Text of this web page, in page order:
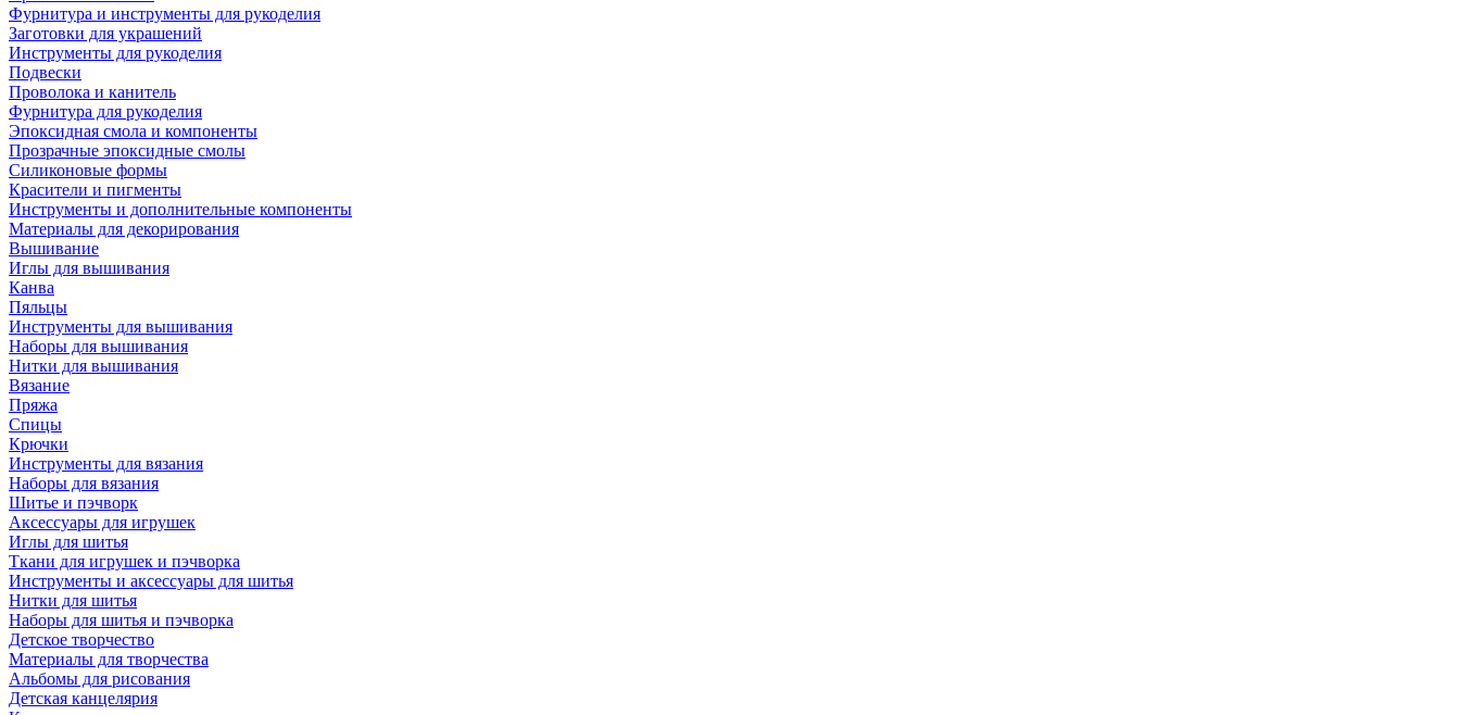
Фурнитура и инструменты для рукоделия
Заготовки для украшений
Инструменты для рукоделия
Подвески
Проволока и канитель
Фурнитура для рукоделия
Эпоксидная смола и компоненты
Прозрачные эпоксидные смолы
Силиконовые формы
Красители и пигменты
Инструменты и дополнительные компоненты
Материалы для декорирования
Вышивание
Иглы для вышивания
Канва
Пяльцы
Инструменты для вышивания
Наборы для вышивания
Нитки для вышивания
Вязание
Пряжа
Спицы
Крючки
Инструменты для вязания
Наборы для вязания
Шитье и пэчворк
Аксессуары для игрушек
Иглы для шитья
Ткани для игрушек и пэчворка
Инструменты и аксессуары для шитья
Нитки для шитья
Наборы для шитья и пэчворка
Детское творчество
Материалы для творчества
Альбомы для рисования
Детская канцелярия